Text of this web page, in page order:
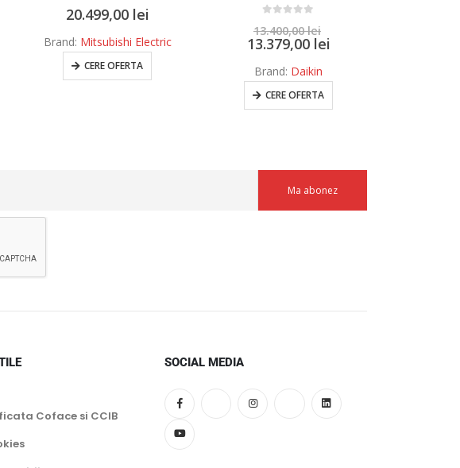
0 out of 5
13.379,00 lei
Brand:Daikin
28.459,00lei
CERE OFERTA
Coface si CCIB
SOCIAL MEDIA